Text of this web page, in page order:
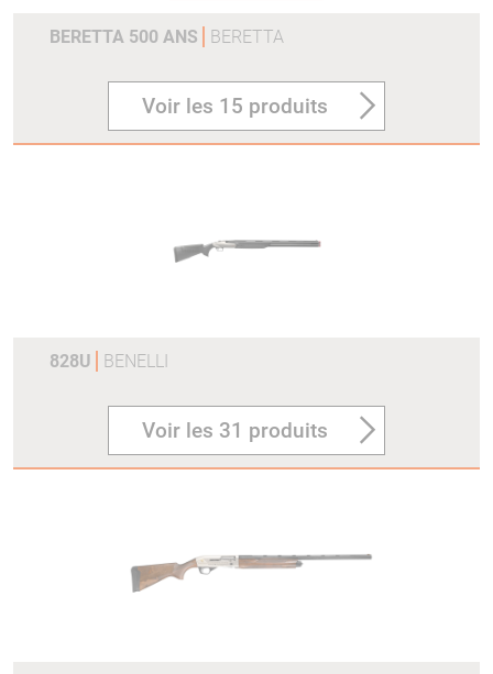
BERETTA 500 ANS BERETTA
Voir les 15 produits
828U BENELLI
Voir les 31 produits